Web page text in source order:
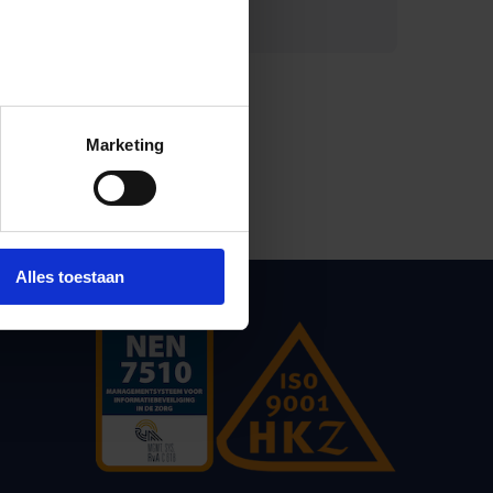
Marketing
Alles toestaan